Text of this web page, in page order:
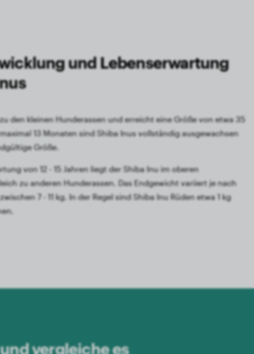
und Lebens­erwartung
den kleinen Hunderassen und erreicht eine Größe von etwa 35
maximal 13 Monaten sind Shiba Inus vollständig ausgewachsen
Größe.
von 12 - 15 Jahren liegt der Shiba Inu im oberen
zu anderen Hunderassen. Das Endgewicht variiert je nach
7 - 11 kg. In der Regel sind Shiba Inu Rüden etwa 1 kg
vergleiche es